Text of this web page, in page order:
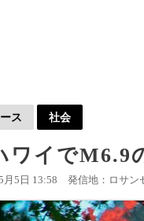
ス 社会
ワイでM6.9
月5日 13:58 発信地：ロサン